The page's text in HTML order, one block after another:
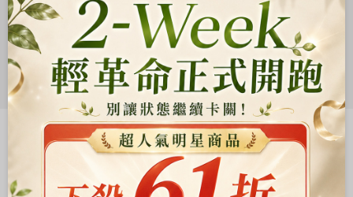
小姐不熙娣節目推薦?美味百卡小農飲
FOCUS
主題商品